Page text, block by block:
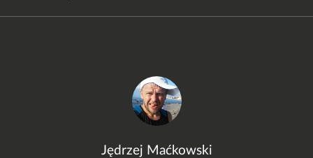
Jędrzej Maćkowski